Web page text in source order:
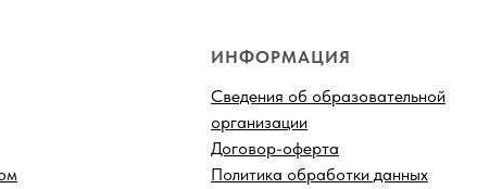
ИНФОРМАЦИЯ
Сведения об образовательной
организации
Договор-оферта
Политика обработки данных